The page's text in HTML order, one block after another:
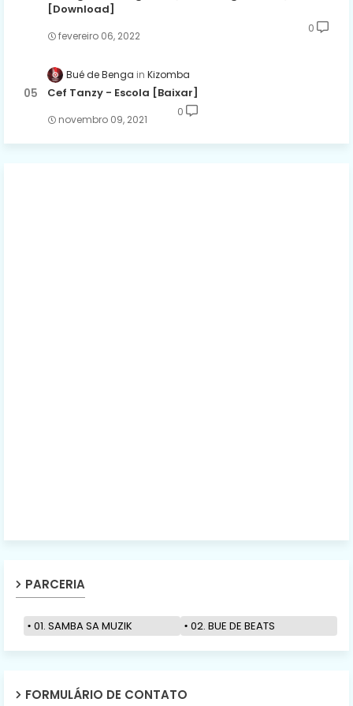
[Download]
fevereiro 06, 2022
0
Bué de Benga Kizomba
Cef Tanzy - Escola [Baixar]
novembro 09, 2021
0
PARCERIA
01. SAMBA SA MUZIK 02. BUE DE BEATS
FORMULÁRIO DE CONTATO